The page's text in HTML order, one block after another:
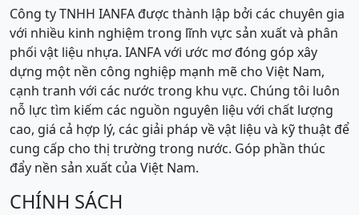
Công ty TNHH IANFA được thành lập bởi các chuyên gia
với nhiều kinh nghiệm trong lĩnh vực sản xuất và phân
phối vật liệu nhựa. IANFA với ước mơ đóng góp xây
dựng một nền công nghiệp mạnh mẽ cho Việt Nam,
cạnh tranh với các nước trong khu vực. Chúng tôi luôn
nỗ lực tìm kiếm các nguồn nguyên liệu với chất lượng
cao, giá cả hợp lý, các giải pháp về vật liệu và kỹ thuật để
cung cấp cho thị trường trong nước. Góp phần thúc
đẩy nền sản xuất của Việt Nam.
CHÍNH SÁCH